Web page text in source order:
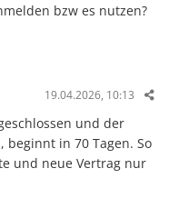
bzw es nutzen?
19.04.2026, 10:13
und der
beginnt in 70 Tagen. So
und neue Vertrag nur